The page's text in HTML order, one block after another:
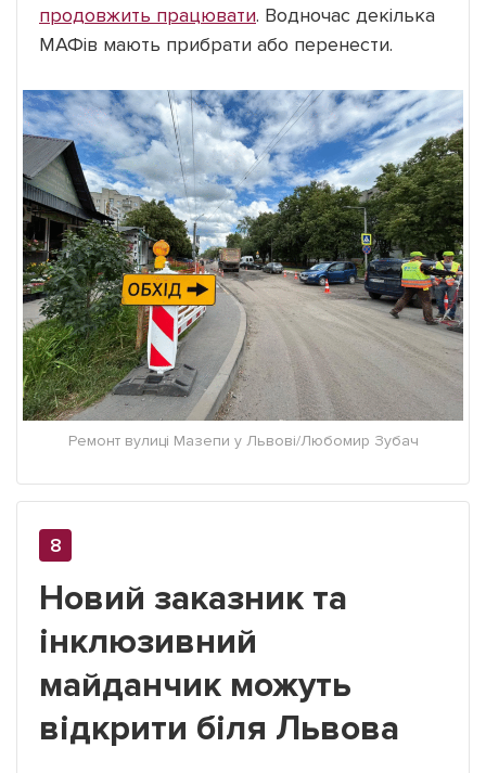
продовжить працювати. Водночас декілька
МАФів мають прибрати або перенести.
Ремонт вулиці Мазепи у Львові/Любомир Зубач
Новий заказник та
інклюзивний
майданчик можуть
відкрити біля Львова